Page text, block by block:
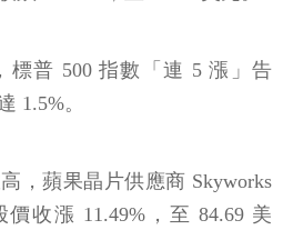
標普 500 指數「連 5 漲」告
1.5%。
，蘋果晶片供應商 Skyworks
價收漲 11.49%，至 84.69 美